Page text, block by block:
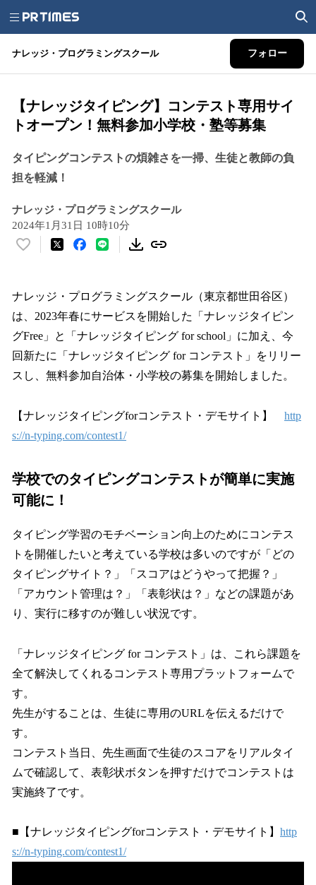
ナレッジ・プログラミングスクール フォロー
【ナレッジタイピング】コンテスト専用サイ
トオープン！無料参加小学校・塾等募集
タイピングコンテストの煩雑さを一掃、生徒と教師の負
担を軽減！
ナレッジ・プログラミングスクール
2024年1月31日 10時10分
い
！
を
読
み
込
み
で
す
ナレッジ・プログラミングスクール（東京都世田谷区）
は、2023年春にサービスを開始した「ナレッジタイピン
グFree」と「ナレッジタイピング for school」に加え、今
回新たに「ナレッジタイピング for コンテスト」をリリー
スし、無料参加自治体・小学校の募集を開始しました。
【ナレッジタイピングforコンテスト・デモサイト】 http
s://n-typing.com/contest1/
学校でのタイピングコンテストが簡単に実施
可能に！
タイピング学習のモチベーション向上のためにコンテス
トを開催したいと考えている学校は多いのですが「どの
タイピングサイト？」「スコアはどうやって把握？」
「アカウント管理は？」「表彰状は？」などの課題があ
り、実行に移すのが難しい状況です。
「ナレッジタイピング for コンテスト」は、これら課題を
全て解決してくれるコンテスト専用プラットフォームで
す。
先生がすることは、生徒に専用のURLを伝えるだけで
す。
コンテスト当日、先生画面で生徒のスコアをリアルタイ
ムで確認して、表彰状ボタンを押すだけでコンテストは
実施終了です。
■【ナレッジタイピングforコンテスト・デモサイト】 http
s://n-typing.com/contest1/